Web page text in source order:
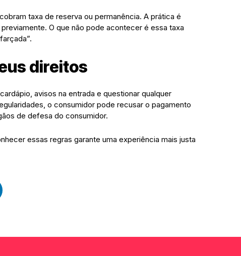
taxa de reserva ou permanência. A prática é
O que não pode acontecer é essa taxa
direitos
avisos na entrada e questionar qualquer
o consumidor pode recusar o pagamento
de defesa do consumidor.
essas regras garante uma experiência mais justa